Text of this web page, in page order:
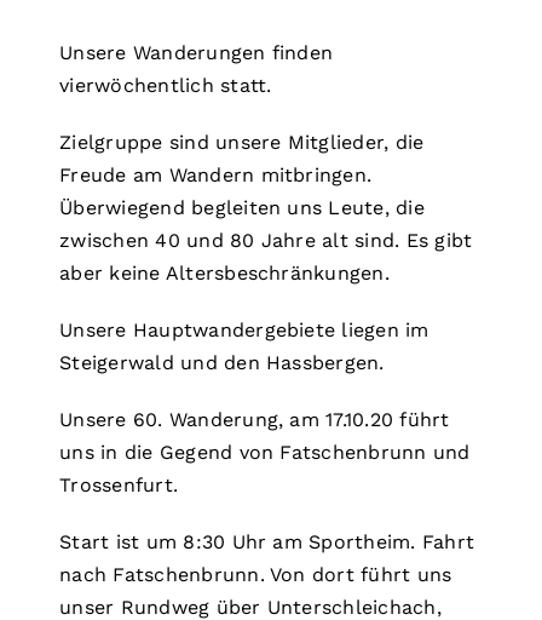
Unsere Wanderungen finden
vierwöchentlich statt.
Zielgruppe sind unsere Mitglieder, die
Freude am Wandern mitbringen.
Überwiegend begleiten uns Leute, die
zwischen 40 und 80 Jahre alt sind. Es gibt
aber keine Altersbeschränkungen.
Unsere Hauptwandergebiete liegen im
Steigerwald und den Hassbergen.
Unsere 60. Wanderung, am 17.10.20 führt
uns in die Gegend von Fatschenbrunn und
Trossenfurt.
Start ist um 8:30 Uhr am Sportheim. Fahrt
nach Fatschenbrunn. Von dort führt uns
unser Rundweg über Unterschleichach,